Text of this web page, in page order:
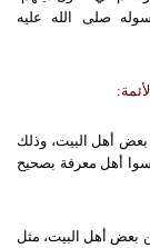
صلى الله عليه
أهل البيت، وذلك
أهل معرفة بصحيح
بعض أهل البيت، مثل